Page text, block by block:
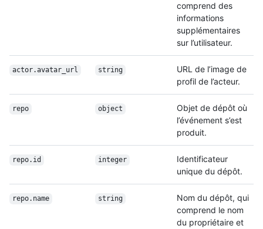
comprend des
informations
supplémentaires
sur l’utilisateur.
actor.avatar_url string
URL de l’image de
profil de l’acteur.
repo object
Objet de dépôt où
l’événement s’est
produit.
repo.id integer
Identificateur
unique du dépôt.
repo.name string
Nom du dépôt, qui
comprend le nom
du propriétaire et